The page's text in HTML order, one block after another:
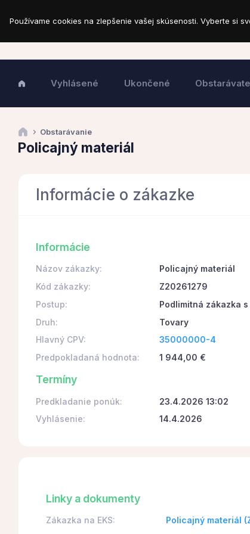
Vyhlásené Ukončené
Obstarávanie
Policajný materiál
Informácie o zákazke
Informácie
Názov zákazky:
Policajný materiál
Kód zákazky:
Z20261279
Postup:
Podlimitná zákazka s
Druh:
Tovary
Hlavný CPV:
35000000-4
Predpokladaná hodnota:
1 944,00 €
Termíny
Predkladanie ponúk:
23.4.2026 13:02
Vyhlásenie:
14.4.2026
Linky a dokumenty
Zákazka na EKS: Policajný materiál
Používame cookies na zlepšenie vašej skúsenosti. Vyberte si